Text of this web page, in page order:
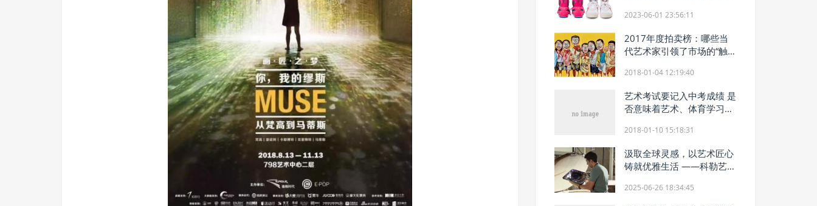
2023-06-01 23:56:11
2017年度拍卖榜：哪些当
代艺术家引领了市场的“触底
2018-01-04 12:19:40
艺术考试要记入中考成绩 是
否意味着艺术、体育学习更
2018-01-10 15:18:31
汲取全球灵感，以艺术匠心
铸就优雅生活 ——科勒艺术
2025-06-26 18:34:45